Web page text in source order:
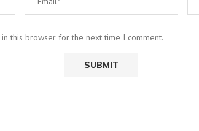
this browser for the next time I comment.